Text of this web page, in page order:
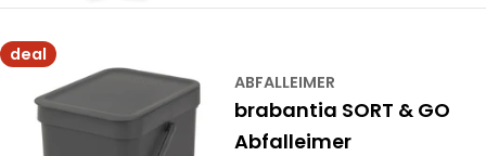
deal
ABFALLEIMER
brabantia SORT & GO
Abfalleimer